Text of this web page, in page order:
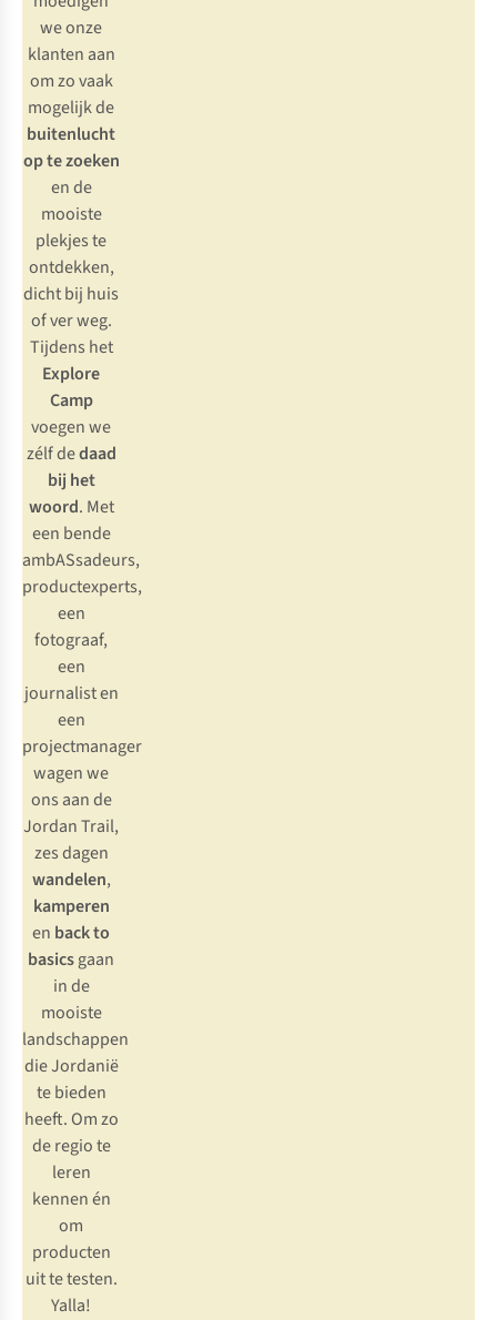
we onze
klanten aan
om zo vaak
mogelijk de
buitenlucht
op te zoeken
en de
mooiste
plekjes te
ontdekken,
dicht bij huis
of ver weg.
Tijdens het
Explore
Camp
voegen we
zélf dedaad
bij het
woord. Met
een bende
ambASsadeurs,
productexperts,
een
fotograaf,
een
journalist en
een
projectmanager
wagen we
ons aan de
Jordan Trail,
zes dagen
wandelen,
kamperen
en back to
basicsgaan
in de
mooiste
landschappen
die Jordanië
te bieden
heeft. Om zo
de regio te
leren
kennen én
om
producten
uit te testen.
Yalla!